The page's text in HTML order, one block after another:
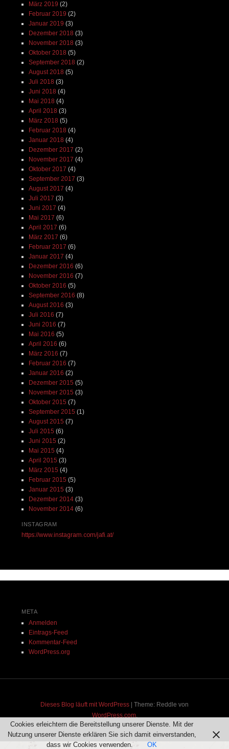
März 2019 (2)
Februar 2019 (2)
Januar 2019 (3)
Dezember 2018 (3)
November 2018 (3)
Oktober 2018 (5)
September 2018 (2)
August 2018 (5)
Juli 2018 (3)
Juni 2018 (4)
Mai 2018 (4)
April 2018 (3)
März 2018 (5)
Februar 2018 (4)
Januar 2018 (4)
Dezember 2017 (2)
November 2017 (4)
Oktober 2017 (4)
September 2017 (3)
August 2017 (4)
Juli 2017 (3)
Juni 2017 (4)
Mai 2017 (6)
April 2017 (6)
März 2017 (6)
Februar 2017 (6)
Januar 2017 (4)
Dezember 2016 (6)
November 2016 (7)
Oktober 2016 (5)
September 2016 (8)
August 2016 (3)
Juli 2016 (7)
Juni 2016 (7)
Mai 2016 (5)
April 2016 (6)
März 2016 (7)
Februar 2016 (7)
Januar 2016 (2)
Dezember 2015 (5)
November 2015 (3)
Oktober 2015 (7)
September 2015 (1)
August 2015 (7)
Juli 2015 (6)
Juni 2015 (2)
Mai 2015 (4)
April 2015 (3)
März 2015 (4)
Februar 2015 (5)
Januar 2015 (3)
Dezember 2014(3)
November 2014(6)
INSTAGRAM
https://www.instagram.com/jafi.at/
META
Anmelden
Eintrags-Feed
Kommentar-Feed
WordPress.org
Dieses Blog läuft mit WordPress
Theme: Reddle von
WordPress.com.
Cookies erleichtern die Bereitstellung unserer Dienste. Mit der
Nutzung unserer Dienste erklären Sie sich damit einverstanden,
dass wir Cookies verwenden.
OK